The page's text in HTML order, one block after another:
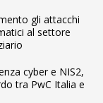
gli attacchi
al settore
cyber e NIS2,
tra PwC Italia e